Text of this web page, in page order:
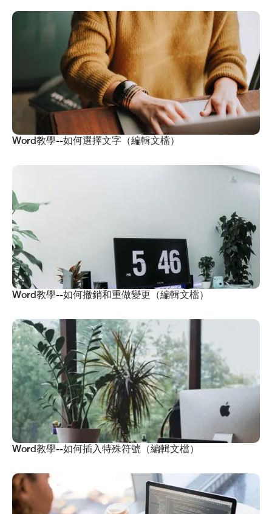
Word教學--如何選擇文字（編輯文檔）
Word教學--如何撤銷和重做變更（編輯文檔）
Word教學--如何插入特殊符號（編輯文檔）